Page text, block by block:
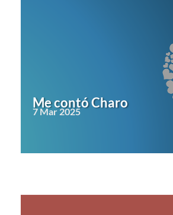
Me contó Charo
7 Mar 2025